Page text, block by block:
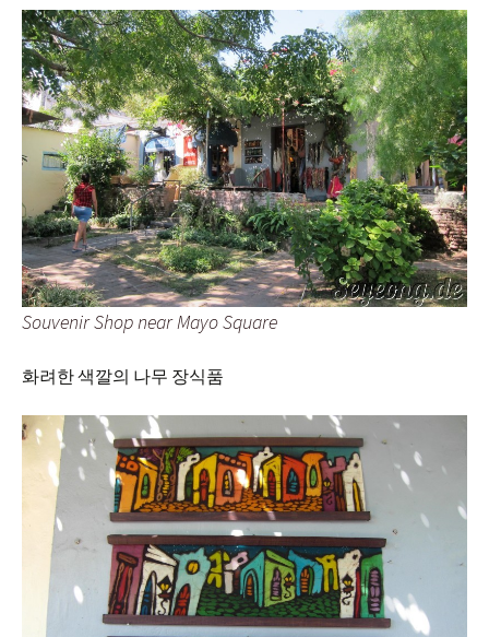
Souvenir Shop near Mayo Square
화려한 색깔의 나무 장식품